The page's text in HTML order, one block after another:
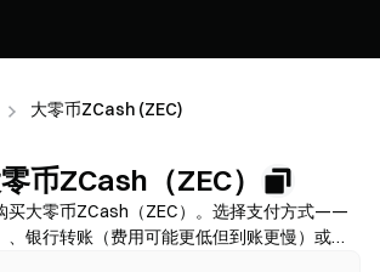
大零币ZCash (ZEC)
币ZCash（ZEC）
买大零币ZCash（ZEC）。选择支付方式——
、银行转账（费用可能更低但到账更慢）或